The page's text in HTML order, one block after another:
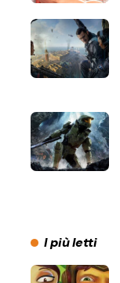
I più letti